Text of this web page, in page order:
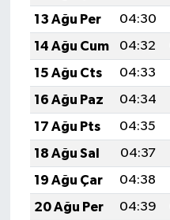
13 Ağu Per
04:30
14 Ağu Cum
04:32
15 Ağu Cts
04:33
16 Ağu Paz
04:34
17 Ağu Pts
04:35
18 Ağu Sal
04:37
19 Ağu Çar
04:38
20 Ağu Per
04:39